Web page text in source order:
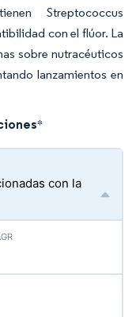
Streptococcus
con el flúor. La
sobre nutracéuticos
lanzamientos en
*
con la